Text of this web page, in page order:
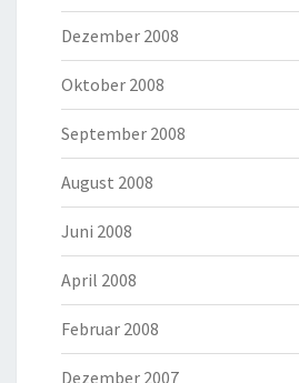
Dezember 2008
Oktober 2008
September 2008
August 2008
Juni 2008
April 2008
Februar 2008
Dezember 2007